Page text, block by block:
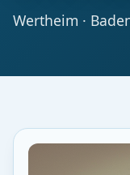
Wertheim ·